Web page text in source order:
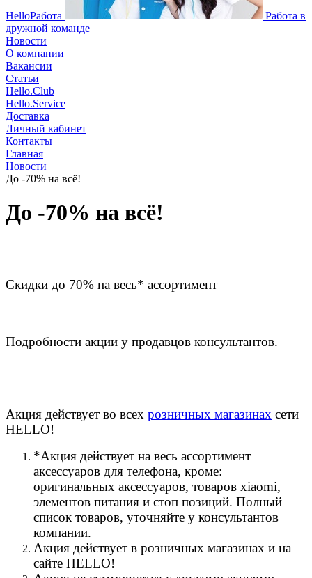
HelloРабота
Работа в
дружной команде
Новости
О компании
Вакансии
Статьи
Hello.Club
Hello.Service
Доставка
Личный кабинет
Контакты
Главная
Новости
До -70% на всё!
До -70% на всё!
Скидки до 70% на весь* ассортимент
Подробности акции у продавцов консультантов.
Акция действует во всех розничных магазинах сети
HELLO!
*Акция действует на весь ассортимент
аксессуаров для телефона, кроме:
оригинальных аксессуаров, товаров xiaomi,
элементов питания и стоп позиций. Полный
список товаров, уточняйте у консультантов
компании.
Акция действует в розничных магазинах и на
сайте HELLO!